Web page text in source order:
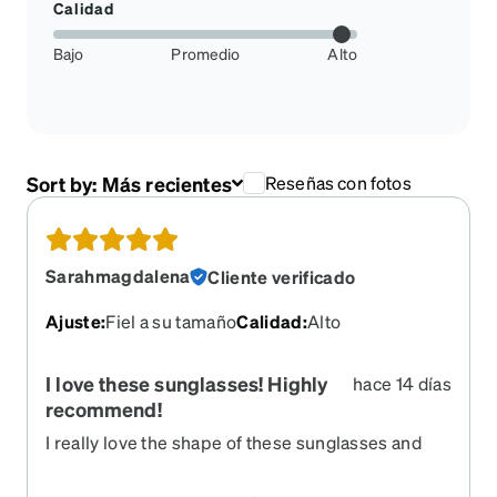
Calidad
Bajo Promedio Alto
Sort by: Más recientes Reseñas con fotos
Sarahmagdalena
Cliente verificado
Ajuste:Fiel a su tamañoCalidad:Alto
I love these sunglasses! Highly
recommend!
hace 14 días
I really love the shape of these sunglasses and